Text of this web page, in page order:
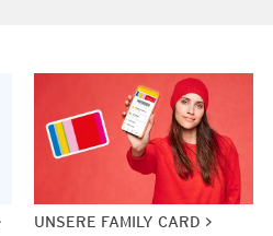
UNSERE FAMILY CARD